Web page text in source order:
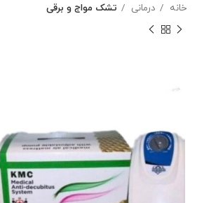
خانه درمانی تشک مواج و برقی